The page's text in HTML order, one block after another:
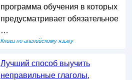
программа обучения в которых
предусматривает обязательное
…
Книги по английскому языку
Лучший способ выучить
неправильные глаголы,